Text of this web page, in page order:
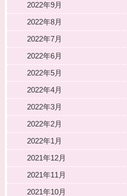
2022年9月
2022年8月
2022年7月
2022年6月
2022年5月
2022年4月
2022年3月
2022年2月
2022年1月
2021年12月
2021年11月
2021年10月